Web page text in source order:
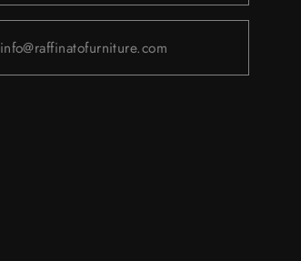
info@raffinatofurniture.com